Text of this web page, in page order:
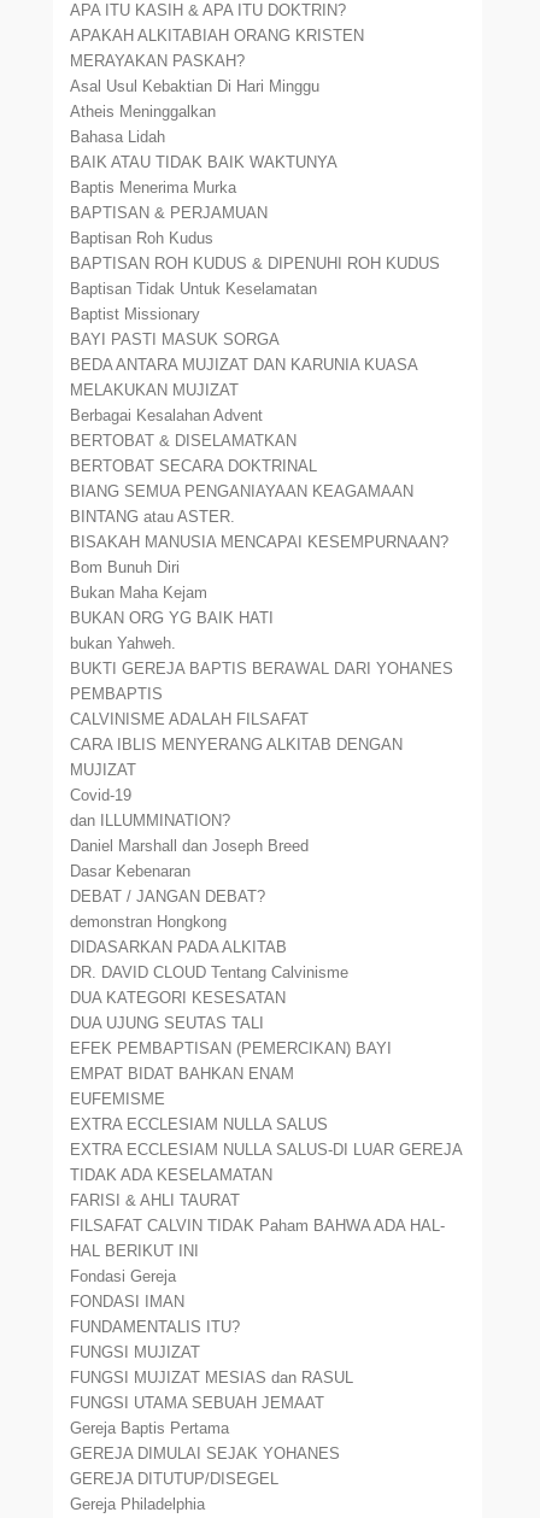
APA ITU KASIH & APA ITU DOKTRIN?
APAKAH ALKITABIAH ORANG KRISTEN
MERAYAKAN PASKAH?
Asal Usul Kebaktian Di Hari Minggu
Atheis Meninggalkan
Bahasa Lidah
BAIK ATAU TIDAK BAIK WAKTUNYA
Baptis Menerima Murka
BAPTISAN & PERJAMUAN
Baptisan Roh Kudus
BAPTISAN ROH KUDUS & DIPENUHI ROH KUDUS
Baptisan Tidak Untuk Keselamatan
Baptist Missionary
BAYI PASTI MASUK SORGA
BEDA ANTARA MUJIZAT DAN KARUNIA KUASA
MELAKUKAN MUJIZAT
Berbagai Kesalahan Advent
BERTOBAT & DISELAMATKAN
BERTOBAT SECARA DOKTRINAL
BIANG SEMUA PENGANIAYAAN KEAGAMAAN
BINTANG atau ASTER.
BISAKAH MANUSIA MENCAPAI KESEMPURNAAN?
Bom Bunuh Diri
Bukan Maha Kejam
BUKAN ORG YG BAIK HATI
bukan Yahweh.
BUKTI GEREJA BAPTIS BERAWAL DARI YOHANES
PEMBAPTIS
CALVINISME ADALAH FILSAFAT
CARA IBLIS MENYERANG ALKITAB DENGAN
MUJIZAT
Covid-19
dan ILLUMMINATION?
Daniel Marshall dan Joseph Breed
Dasar Kebenaran
DEBAT / JANGAN DEBAT?
demonstran Hongkong
DIDASARKAN PADA ALKITAB
DR. DAVID CLOUD Tentang Calvinisme
DUA KATEGORI KESESATAN
DUA UJUNG SEUTAS TALI
EFEK PEMBAPTISAN (PEMERCIKAN) BAYI
EMPAT BIDAT BAHKAN ENAM
EUFEMISME
EXTRA ECCLESIAM NULLA SALUS
EXTRA ECCLESIAM NULLA SALUS-DI LUAR GEREJA
TIDAK ADA KESELAMATAN
FARISI & AHLI TAURAT
FILSAFAT CALVIN TIDAK Paham BAHWA ADA HAL-
HAL BERIKUT INI
Fondasi Gereja
FONDASI IMAN
FUNDAMENTALIS ITU?
FUNGSI MUJIZAT
FUNGSI MUJIZAT MESIAS dan RASUL
FUNGSI UTAMA SEBUAH JEMAAT
Gereja Baptis Pertama
GEREJA DIMULAI SEJAK YOHANES
GEREJA DITUTUP/DISEGEL
Gereja Philadelphia